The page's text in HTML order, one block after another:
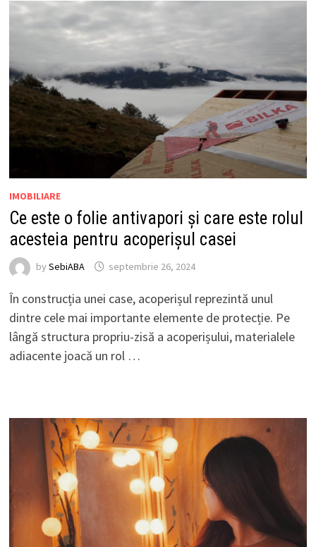
IMOBILIARE
Ce este o folie antivapori și care este rolul
acesteia pentru acoperișul casei
by SebiABA septembrie 26, 2024
În construcția unei case, acoperișul reprezintă unul
dintre cele mai importante elemente de protecție. Pe
lângă structura propriu-zisă a acoperișului, materialele
adiacente joacă un rol …